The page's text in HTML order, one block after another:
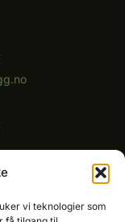
vi teknologier som